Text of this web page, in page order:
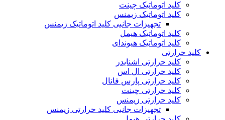
کلید اتوماتیک چینت
کلید اتوماتیک زیمنس
تجهیزات جانبی کلید اتوماتیک زیمنس
کلید اتوماتیک هیمل
کلید اتوماتیک هیوندای
کلید حرارتی
کلید حرارتی اشنایدر
کلید حرارتی ال اس
کلید حرارتی پارس فانال
کلید حرارتی چینت
کلید حرارتی زیمنس
تجهیزات جانبی کلید حرارتی زیمنس